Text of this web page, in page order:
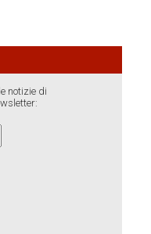
notizie di